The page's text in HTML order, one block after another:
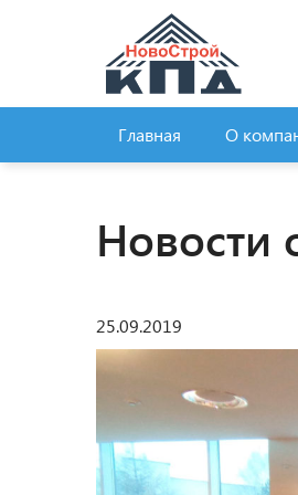
Главная О
Новости
25.09.2019